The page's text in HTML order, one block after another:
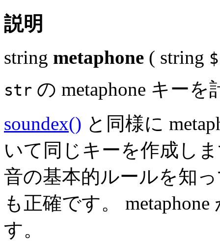
説明
string metaphone ( string
str の metaphone キー
soundex() と同様に
いて同じキーを作成し
音の基本的ルールを知
も正確です。
す。